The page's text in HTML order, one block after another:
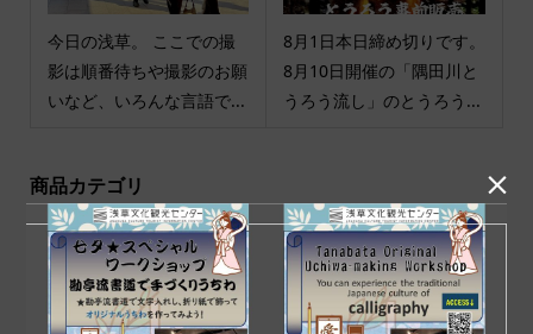
今日の浅草。 ここでの撮
影は順番待ちや撮影のお願
いなど、いろんな言語で...
8月1日本日締め切りです。
8月10日開催の「隅田川と
うろう流し」のとうろう...
商品カテゴリ
商品ジャンル
ポチ袋
